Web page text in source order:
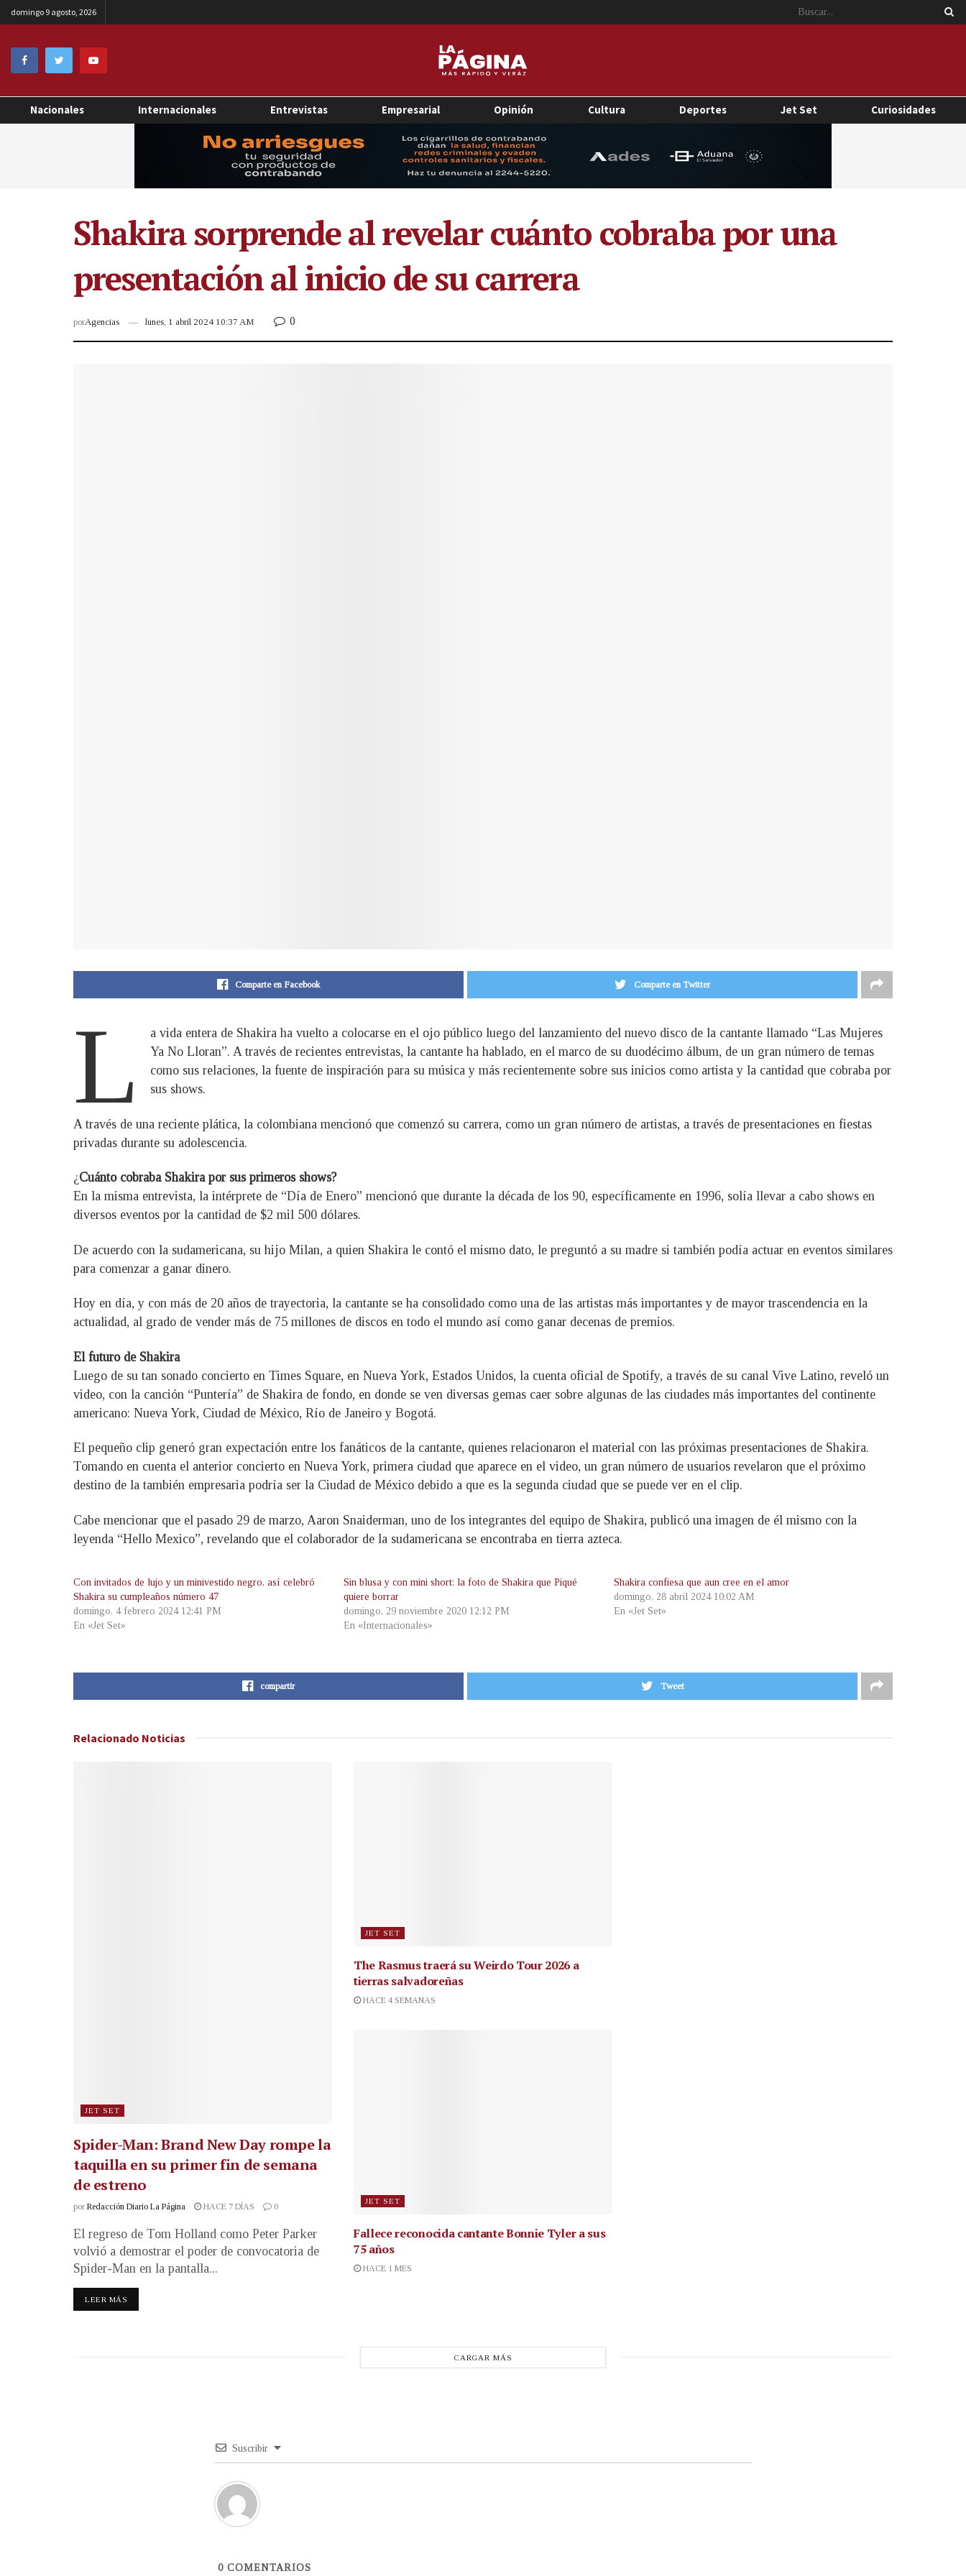
domingo 9 agosto, 2026
Nacionales Internacionales Entrevistas Empresarial Opinión Cultura Deportes Jet Set Curiosidades
Shakira sorprende al revelar cuánto cobraba por una
presentación al inicio de su carrera
porAgencias lunes, 1 abril 2024 10:37 AM 0
Comparte en Facebook Comparte en Twitter
L
a vida entera de Shakira ha vuelto a colocarse en el ojo público luego del lanzamiento del nuevo disco de la cantante llamado “Las Mujeres
Ya No Lloran”. A través de recientes entrevistas, la cantante ha hablado, en el marco de su duodécimo álbum, de un gran número de temas
como sus relaciones, la fuente de inspiración para su música y más recientemente sobre sus inicios como artista y la cantidad que cobraba por
sus shows.
A través de una reciente plática, la colombiana mencionó que comenzó su carrera, como un gran número de artistas, a través de presentaciones en fiestas
privadas durante su adolescencia.
¿Cuánto cobraba Shakira por sus primeros shows?
En la misma entrevista, la intérprete de “Día de Enero” mencionó que durante la década de los 90, específicamente en 1996, solía llevar a cabo shows en
diversos eventos por la cantidad de $2 mil 500 dólares.
De acuerdo con la sudamericana, su hijo Milan, a quien Shakira le contó el mismo dato, le preguntó a su madre si también podía actuar en eventos similares
para comenzar a ganar dinero.
Hoy en día, y con más de 20 años de trayectoria, la cantante se ha consolidado como una de las artistas más importantes y de mayor trascendencia en la
actualidad, al grado de vender más de 75 millones de discos en todo el mundo así como ganar decenas de premios.
El futuro de Shakira
Luego de su tan sonado concierto en Times Square, en Nueva York, Estados Unidos, la cuenta oficial de Spotify, a través de su canal Vive Latino, reveló un
video, con la canción “Puntería” de Shakira de fondo, en donde se ven diversas gemas caer sobre algunas de las ciudades más importantes del continente
americano: Nueva York, Ciudad de México, Río de Janeiro y Bogotá.
El pequeño clip generó gran expectación entre los fanáticos de la cantante, quienes relacionaron el material con las próximas presentaciones de Shakira.
Tomando en cuenta el anterior concierto en Nueva York, primera ciudad que aparece en el video, un gran número de usuarios revelaron que el próximo
destino de la también empresaria podría ser la Ciudad de México debido a que es la segunda ciudad que se puede ver en el clip.
Cabe mencionar que el pasado 29 de marzo, Aaron Snaiderman, uno de los integrantes del equipo de Shakira, publicó una imagen de él mismo con la
leyenda “Hello Mexico”, revelando que el colaborador de la sudamericana se encontraba en tierra azteca.
Con invitados de lujo y un minivestido negro, así celebró
Shakira su cumpleaños número 47
domingo, 4 febrero 2024 12:41 PM
En «Jet Set»
Sin blusa y con mini short: la foto de Shakira que Piqué
quiere borrar
domingo, 29 noviembre 2020 12:12 PM
En «Internacionales»
Shakira confiesa que aun cree en el amor
domingo, 28 abril 2024 10:02 AM
En «Jet Set»
compartir Tweet
Relacionado Noticias
JET SET
Spider-Man: Brand New Day rompe la
taquilla en su primer fin de semana
de estreno
por Redacción Diario La Página HACE 7 DÍAS 0
El regreso de Tom Holland como Peter Parker
volvió a demostrar el poder de convocatoria de
Spider-Man en la pantalla...
LEER MÁS
JET SET
The Rasmus traerá su Weirdo Tour 2026 a
tierras salvadoreñas
HACE 4 SEMANAS
JET SET
Fallece reconocida cantanteBonnie Tyler a sus
75 años
HACE 1 MES
CARGAR MÁS
Suscribir
0 COMENTARIOS